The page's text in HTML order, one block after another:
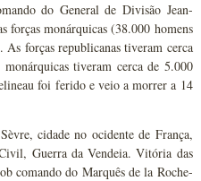
do General de Divisão Jean-
forças monárquicas (38.000 homens
As forças republicanas tiveram cerca
tiveram cerca de 5.000
foi ferido e veio a morrer a 14
cidade no ocidente de França,
Guerra da Vendeia. Vitória das
comando do Marquês de la Roche-